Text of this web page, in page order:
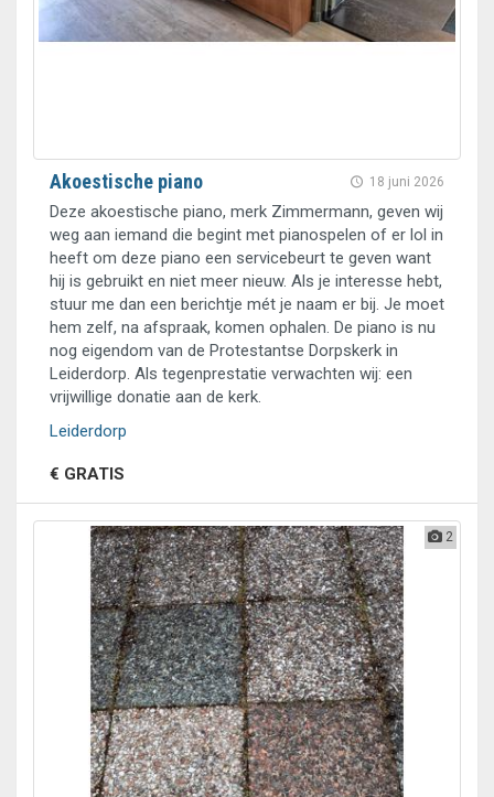
18 juni 2026
Akoestische piano
Deze akoestische piano, merk Zimmermann, geven wij
weg aan iemand die begint met pianospelen of er lol in
heeft om deze piano een servicebeurt te geven want
hij is gebruikt en niet meer nieuw. Als je interesse hebt,
stuur me dan een berichtje mét je naam er bij. Je moet
hem zelf, na afspraak, komen ophalen. De piano is nu
nog eigendom van de Protestantse Dorpskerk in
Leiderdorp. Als tegenprestatie verwachten wij: een
vrijwillige donatie aan de kerk.
Leiderdorp
€ GRATIS
2